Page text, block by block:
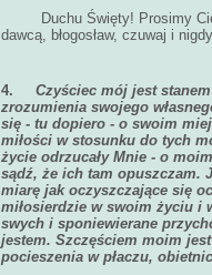
Duchu Święty! Prosimy Cię
dawcą, błogosław, czuwaj i
4. Czyściec mój jest
zrozumienia swojego
się - tu dopiero - o swoim
miłości w stosunku do tych
życie odrzucały Mnie - o
sądź, że ich tam opuszczam.
miarę jak oczyszczające się
miłosierdzie w swoim życiu i
swych i sponiewierane
jestem. Szczęściem moim
pocieszenia w płaczu,